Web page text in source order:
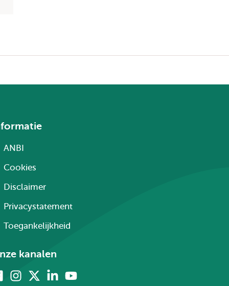
ANBI
Cookies
Disclaimer
Privacystatement
Toegankelijkheid
kanalen
FacebookInstagram LinkedinYoutube